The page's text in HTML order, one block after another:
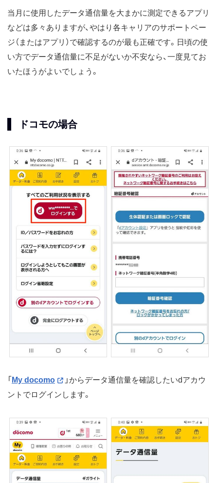
当月に使用したデータ通信量を大まかに測定できるアプリ
などは多々ありますが、やはり各キャリアのサポートペー
ジ（またはアプリ）で確認するのが最も正確です。日頃の使
い方でデータ通信量に不足がないか不安なら、一度見てお
いたほうがよいでしょう。
ドコモの場合
「 My docomo
」からデータ通信量を確認したいdアカウ
ントでログインします。